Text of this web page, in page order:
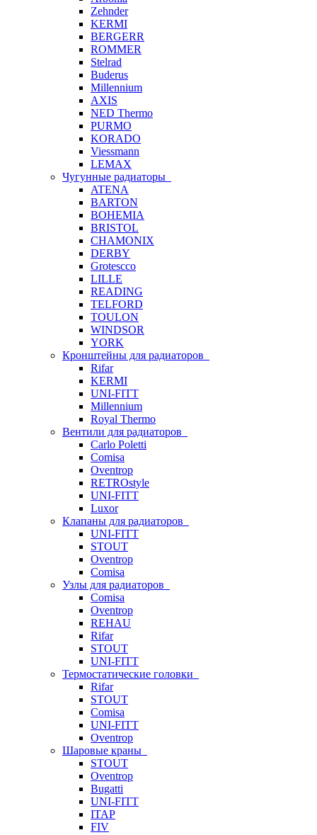
Zehnder
KERMI
BERGERR
ROMMER
Stelrad
Buderus
Millennium
AXIS
NED Thermo
PURMO
KORADO
Viessmann
LEMAX
Чугунные радиаторы
ATENA
BARTON
BOHEMIA
BRISTOL
CHAMONIX
DERBY
Grotescco
LILLE
READING
TELFORD
TOULON
WINDSOR
YORK
Кронштейны для радиаторов
Rifar
KERMI
UNI-FITT
Millennium
Royal Thermo
Вентили для радиаторов
Carlo Poletti
Comisa
Oventrop
RETROstyle
UNI-FITT
Luxor
Клапаны для радиаторов
UNI-FITT
STOUT
Oventrop
Comisa
Узлы для радиаторов
Comisa
Oventrop
REHAU
Rifar
STOUT
UNI-FITT
Термостатические головки
Rifar
STOUT
Comisa
UNI-FITT
Oventrop
Шаровые краны
STOUT
Oventrop
Bugatti
UNI-FITT
ITAP
FIV